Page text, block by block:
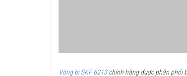
Vòng bi SKF 6213chính hãng được phân phối